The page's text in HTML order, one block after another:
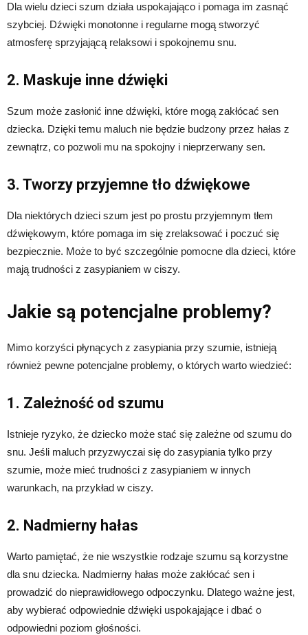
Dla wielu dzieci szum działa uspokajająco i pomaga im zasnąć
szybciej. Dźwięki monotonne i regularne mogą stworzyć
atmosferę sprzyjającą relaksowi i spokojnemu snu.
2. Maskuje inne dźwięki
Szum może zasłonić inne dźwięki, które mogą zakłócać sen
dziecka. Dzięki temu maluch nie będzie budzony przez hałas z
zewnątrz, co pozwoli mu na spokojny i nieprzerwany sen.
3. Tworzy przyjemne tło dźwiękowe
Dla niektórych dzieci szum jest po prostu przyjemnym tłem
dźwiękowym, które pomaga im się zrelaksować i poczuć się
bezpiecznie. Może to być szczególnie pomocne dla dzieci, które
mają trudności z zasypianiem w ciszy.
Jakie są potencjalne problemy?
Mimo korzyści płynących z zasypiania przy szumie, istnieją
również pewne potencjalne problemy, o których warto wiedzieć:
1. Zależność od szumu
Istnieje ryzyko, że dziecko może stać się zależne od szumu do
snu. Jeśli maluch przyzwyczai się do zasypiania tylko przy
szumie, może mieć trudności z zasypianiem w innych
warunkach, na przykład w ciszy.
2. Nadmierny hałas
Warto pamiętać, że nie wszystkie rodzaje szumu są korzystne
dla snu dziecka. Nadmierny hałas może zakłócać sen i
prowadzić do nieprawidłowego odpoczynku. Dlatego ważne jest,
aby wybierać odpowiednie dźwięki uspokajające i dbać o
odpowiedni poziom głośności.